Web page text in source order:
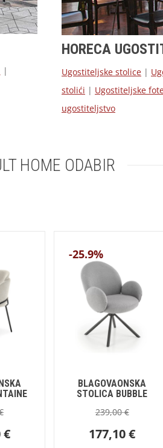
|
HORECA
Ugostiteljske stolice|
stolići | Ugostiteljske
ugostiteljstvo
HOME ODABIR
€
-25.9%
BLAGOVAONSKA
STOLICA BUBBLE
239,00€
177,10€